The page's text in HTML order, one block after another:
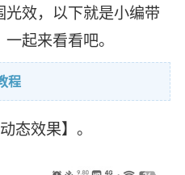
效，以下就是小编带
起来看看吧。
程
态效果】。